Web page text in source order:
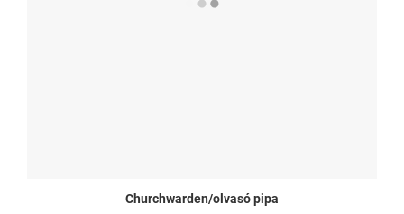
Churchwarden/olvasó pipa